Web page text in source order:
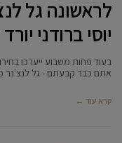
יוסי ברודני יורד ל-35.4%
בעוד פחות משבוע ייערכו
אתם כבר קבעתם - גל לנצ'נר
קרא עוד ←